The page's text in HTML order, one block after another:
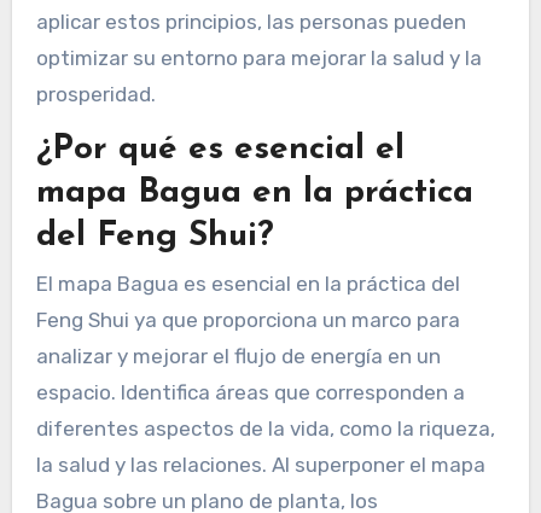
aplicar estos principios, las personas pueden
optimizar su entorno para mejorar la salud y la
prosperidad.
¿Por qué es esencial el
mapa Bagua en la práctica
del Feng Shui?
El mapa Bagua es esencial en la práctica del
Feng Shui ya que proporciona un marco para
analizar y mejorar el flujo de energía en un
espacio. Identifica áreas que corresponden a
diferentes aspectos de la vida, como la riqueza,
la salud y las relaciones. Al superponer el mapa
Bagua sobre un plano de planta, los